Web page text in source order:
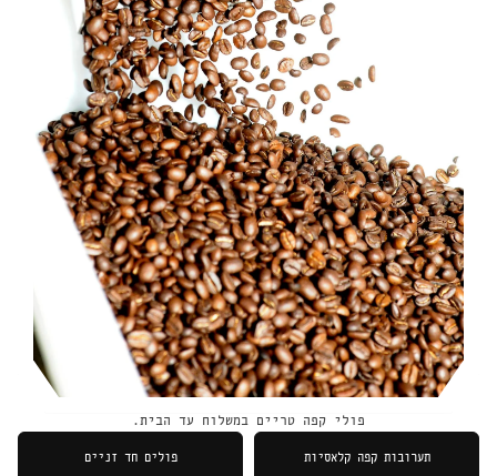
פולי קפה טריים במשלוח עד הבית.
תערובות קפה קלאסיות פולים חד זניים